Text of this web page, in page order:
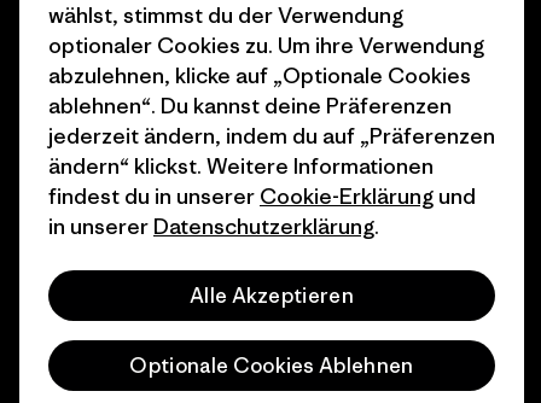
Geschenkgutscheine
Stores in deiner Nähe
Patagonia Schweiz
Seitenverzeichnis
© 2026 Patagonia, Inc. All Rights Reserved.
wählst, stimmst du der Verwendung
optionaler Cookies zu. Um ihre Verwendung
abzulehnen, klicke auf „Optionale Cookies
ablehnen“. Du kannst deine Präferenzen
jederzeit ändern, indem du auf „Präferenzen
ändern“ klickst. Weitere Informationen
findest du in unserer Cookie-Erklärung und
in unserer Datenschutzerklärung.
Alle Akzeptieren
Optionale Cookies Ablehnen